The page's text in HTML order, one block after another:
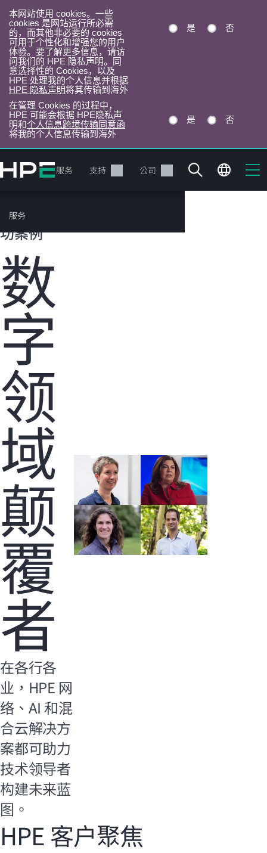
本网站使用 cookies。一些
cookies 是网站运行所必需
的，而其他非必要的 cookies
可用于个性化和增强您的用户
体验。要了解更多信息，请访
问我们的 HPE 隐私声明。同
意选择性的 Cookies，以及
HPE 处理我的个人信息并根据
HPE 隐私声明将其传输到海外
是 否
在管理 Cookies 的过程中，
HPE 可能会根据 HPE隐私声
明和个人信息跨境传输同意函
将我的个人信息传输到海外
是 否
转
到
目
录
产品 服务 支持 公司
服务
您的购物车目前是空的
前往 HPE 商店浏览、配置和订购。
HPE 客户成
功案例
数
字
领
域
颠
覆
者
在各行各
业，HPE 网
络、AI 和混
合云解决方
案都可助力
技术领导者
构建未来蓝
图。
HPE 客户聚焦